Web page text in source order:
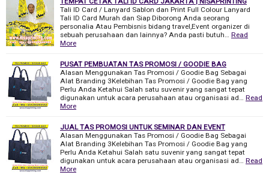
Tali ID Card / Lanyard Sablon dan Print Full Colour Lanyard
Tali ID Card Murah dan Siap Diborong Anda seorang
personalia Atau Pembisnis bidang travel,Event organizer di
sebuah perusahaan dan lainnya? Anda pasti butuh…
Read
More
PUSAT PEMBUATAN TAS PROMOSI / GOODIE BAG
Alasan Menggunakan Tas Promosi / Goodie Bag Sebagai
Alat Branding 3Kelebihan Tas Promosi / Goodie Bag yang
Perlu Anda Ketahui Salah satu suvenir yang sangat tepat
digunakan untuk acara perusahaan atau organisasi ad…
Read
More
JUAL TAS PROMOSI UNTUK SEMINAR DAN EVENT
Alasan Menggunakan Tas Promosi / Goodie Bag Sebagai
Alat Branding 3Kelebihan Tas Promosi / Goodie Bag yang
Perlu Anda Ketahui Salah satu suvenir yang sangat tepat
digunakan untuk acara perusahaan atau organisasi ad…
Read
More